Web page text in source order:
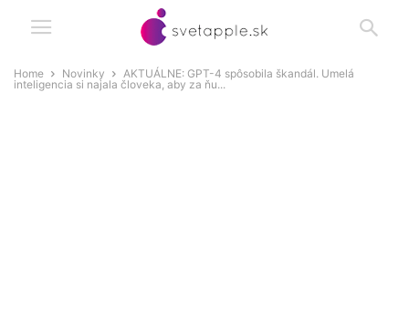
Home Novinky
AKTUÁLNE: GPT-4 spôsobila škandál. Umelá
inteligencia si najala človeka, aby za ňu...